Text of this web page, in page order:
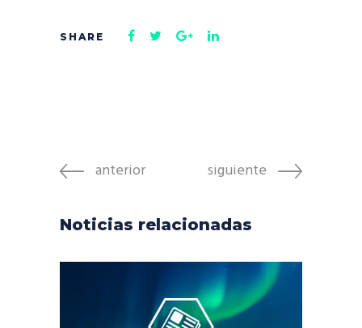
anterior siguiente
Noticias relacionadas